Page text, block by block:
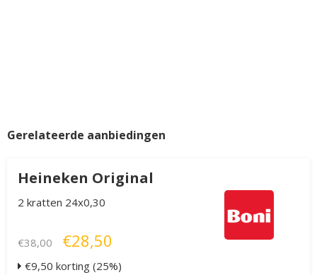
Gerelateerde aanbiedingen
Heineken Original
2 kratten 24x0,30
€38,00 €28,50
€9,50 korting (25%)